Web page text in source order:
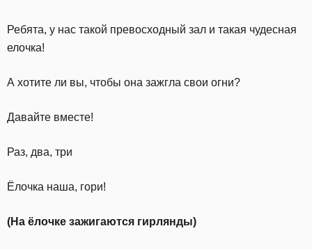
Ребята, у нас такой превосходный зал и такая чудесная
елочка!
А хотите ли вы, чтобы она зажгла свои огни?
Давайте вместе!
Раз, два, три
Ёлочка наша, гори!
(На ёлочке зажигаются гирлянды)